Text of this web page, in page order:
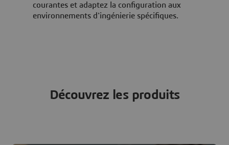
courantes et adaptez la configuration aux
environnements d'ingénierie spécifiques.
Découvrez les produits